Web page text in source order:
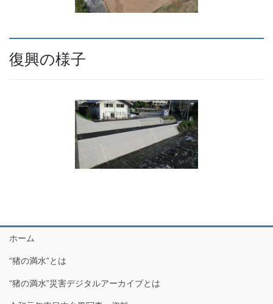
復興の様子
ホーム
“猪の満水”とは
“猪の満水”災害デジタルアーカイブとは